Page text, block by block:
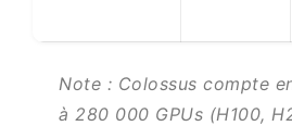
Note : Colossus compte
à 280 000 GPUs (H100,